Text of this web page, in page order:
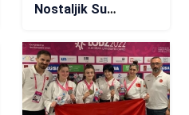
Nostaljik Su
renklendi